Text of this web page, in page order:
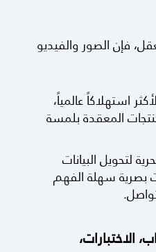
فإن الصور والفيديو
استهلاكاً عالمياً،
المعقدة بلمسة
لتحويل البيانات
بصرية سهلة الفهم
الاختبارات،